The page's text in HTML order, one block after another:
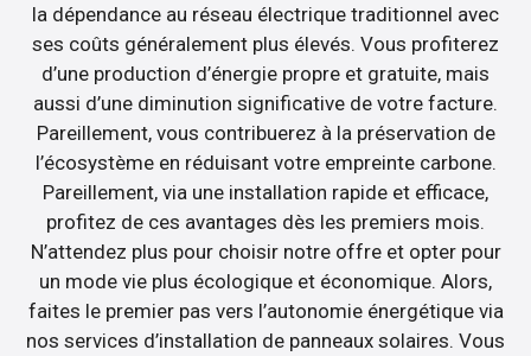
la dépendance au réseau électrique traditionnel avec
ses coûts généralement plus élevés. Vous profiterez
d’une production d’énergie propre et gratuite, mais
aussi d’une diminution significative de votre facture.
Pareillement, vous contribuerez à la préservation de
l’écosystème en réduisant votre empreinte carbone.
Pareillement, via une installation rapide et efficace,
profitez de ces avantages dès les premiers mois.
N’attendez plus pour choisir notre offre et opter pour
un mode vie plus écologique et économique. Alors,
faites le premier pas vers l’autonomie énergétique via
nos services d’installation de panneaux solaires. Vous